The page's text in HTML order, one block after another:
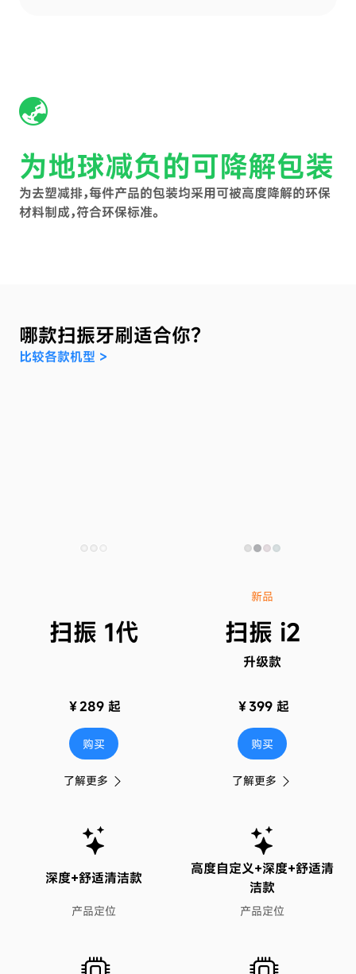
为地球减负的可降解包装
为去塑减排，每件产品的包装均采用可被高度降解的环保
材料制成，符合环保标准。
哪款扫振牙刷适合你？
比较各款机型 >
新品
扫振 1代 扫振 i2
升级款
￥289 起
购买
了解更多
￥399 起
购买
了解更多
深度+舒适清洁款
产品定位
高度自定义+深度+舒适清
洁款
产品定位